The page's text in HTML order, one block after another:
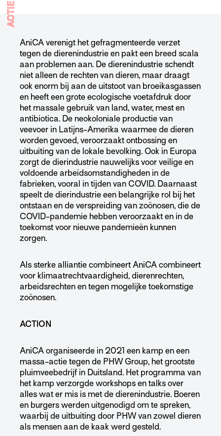
ACTIE
AniCA verenigt het gefragmenteerde verzet
tegen de dierenindustrie en pakt een breed scala
aan problemen aan. De dierenindustrie schendt
niet alleen de rechten van dieren, maar draagt
ook enorm bij aan de uitstoot van broeikasgassen
en heeft een grote ecologische voetafdruk door
het massale gebruik van land, water, mest en
antibiotica. De neokoloniale productie van
veevoer in Latijns-Amerika waarmee de dieren
worden gevoed, veroorzaakt ontbossing en
uitbuiting van de lokale bevolking. Ook in Europa
zorgt de dierindustrie nauwelijks voor veilige en
voldoende arbeidsomstandigheden in de
fabrieken, vooral in tijden van COVID. Daarnaast
speelt de dierindustrie een belangrijke rol bij het
ontstaan en de verspreiding van zoönosen, die de
COVID-pandemie hebben veroorzaakt en in de
toekomst voor nieuwe pandemieën kunnen
zorgen.
Als sterke alliantie combineert AniCA combineert
voor klimaatrechtvaardigheid, dierenrechten,
arbeidsrechten en tegen mogelijke toekomstige
zoönosen.
ACTION
AniCA organiseerde in 2021 een kamp en een
massa-actie tegen de PHW Group, het grootste
pluimveebedrijf in Duitsland. Het programma van
het kamp verzorgde workshops en talks over
alles wat er mis is met de dierenindustrie. Boeren
en burgers werden uitgenodigd om te spreken,
waarbij de uitbuiting door PHW van zowel dieren
als mensen aan de kaak werd gesteld.